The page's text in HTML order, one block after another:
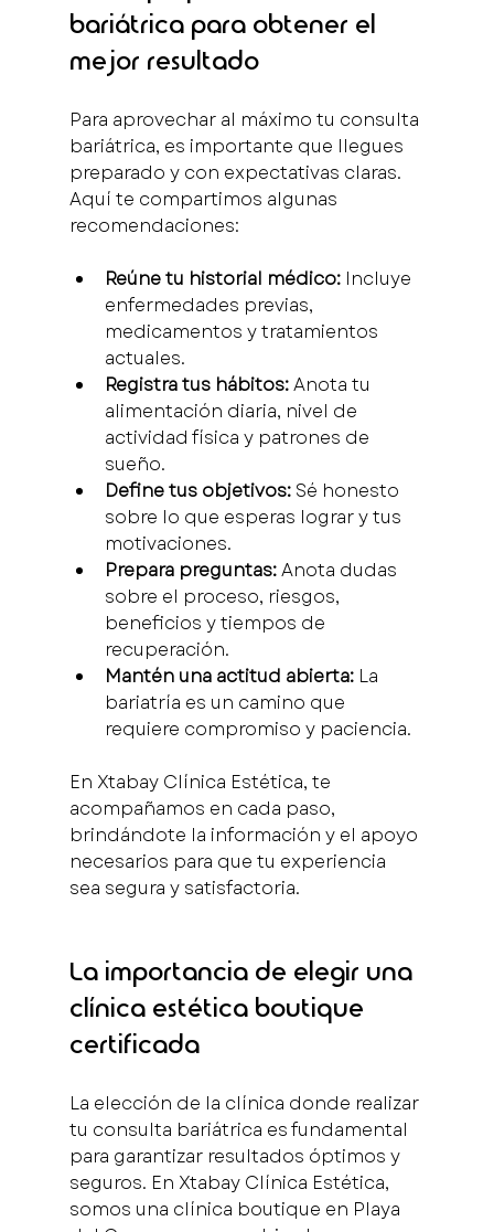
bariátrica para obtener el
mejor resultado
Para aprovechar al máximo tu consulta
bariátrica, es importante que llegues
preparado y con expectativas claras.
Aquí te compartimos algunas
recomendaciones:
Reúne tu historial médico: Incluye
enfermedades previas,
medicamentos y tratamientos
actuales.
Registra tus hábitos: Anota tu
alimentación diaria, nivel de
actividad física y patrones de
sueño.
Define tus objetivos: Sé honesto
sobre lo que esperas lograr y tus
motivaciones.
Prepara preguntas: Anota dudas
sobre el proceso, riesgos,
beneficios y tiempos de
recuperación.
Mantén una actitud abierta: La
bariatría es un camino que
requiere compromiso y paciencia.
En Xtabay Clínica Estética, te
acompañamos en cada paso,
brindándote la información y el apoyo
necesarios para que tu experiencia
sea segura y satisfactoria.
La importancia de elegir una
clínica estética boutique
certificada
La elección de la clínica donde realizar
tu consulta bariátrica es fundamental
para garantizar resultados óptimos y
seguros. En Xtabay Clínica Estética,
somos una clínica boutique en Playa